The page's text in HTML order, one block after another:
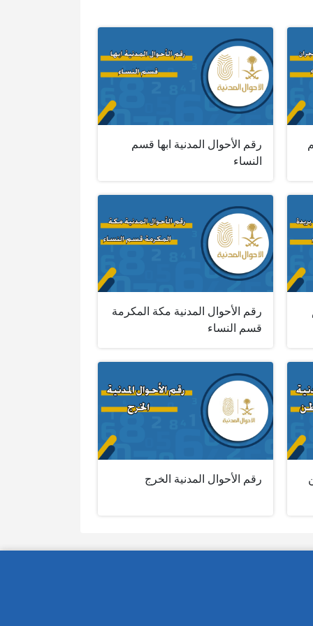
رقم الأحوال المدنية ابها قسم
النساء
رقم الأحوال المدنية مكة المكرمة
قسم النساء
رقم الأحوال المدنية الخرج